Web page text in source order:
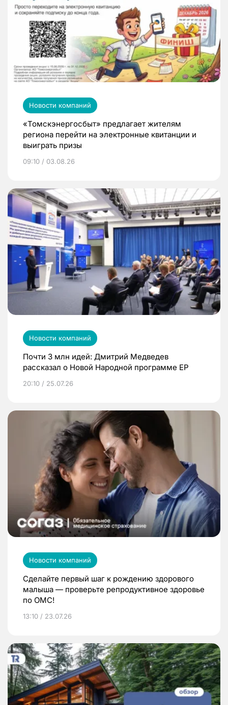
Новости компаний
«Томскэнергосбыт» предлагает жителям
региона перейти на электронные квитанции и
выиграть призы
09:10 / 03.08.26
Новости компаний
Почти 3 млн идей: Дмитрий Медведев
рассказал о Новой Народной программе ЕР
20:10 / 25.07.26
Новости компаний
Сделайте первый шаг к рождению здорового
малыша — проверьте репродуктивное здоровье
по ОМС!
13:10 / 23.07.26